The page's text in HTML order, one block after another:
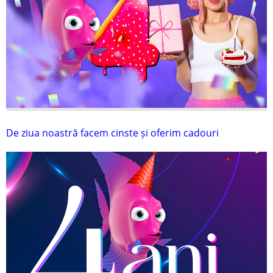
De ziua noastră facem cinste și oferim cadouri